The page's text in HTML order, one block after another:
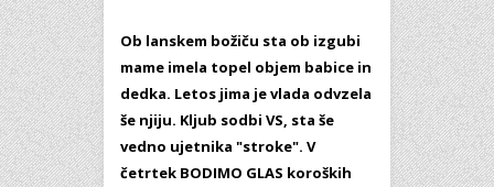
Ob lanskem božiču sta ob izgubi
mame imela topel objem babice in
dedka. Letos jima je vlada odvzela
še njiju. Kljub sodbi VS, sta še
vedno ujetnika "stroke". V
četrtek BODIMO GLAS koroških